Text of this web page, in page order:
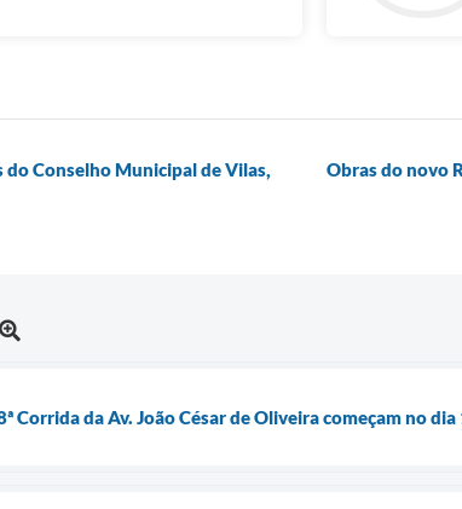
Conselho Municipal de Vilas,
Obras do novo
Corrida da Av. João César de Oliveira começam no